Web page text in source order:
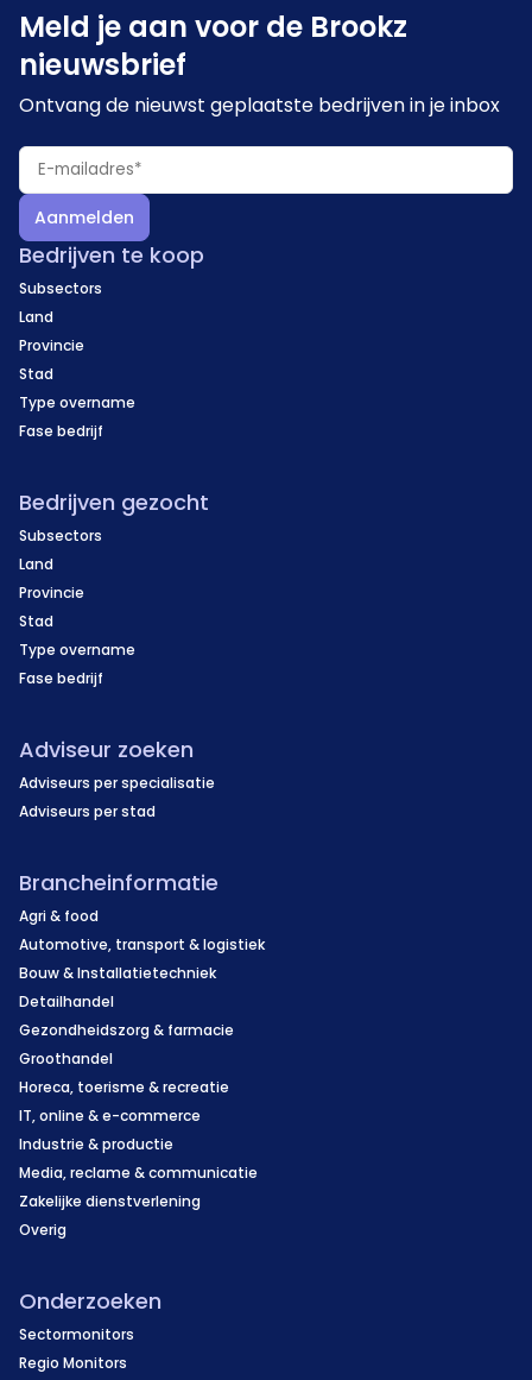
Meld je aan voor de Brookz
nieuwsbrief
Ontvang de nieuwst geplaatste bedrijven in je inbox
Aanmelden
Bedrijven te koop
Subsectors
Land
Provincie
Stad
Type overname
Fase bedrijf
Bedrijven gezocht
Subsectors
Land
Provincie
Stad
Type overname
Fase bedrijf
Adviseur zoeken
Adviseurs per specialisatie
Adviseurs per stad
Brancheinformatie
Agri & food
Automotive, transport & logistiek
Bouw & Installatietechniek
Detailhandel
Gezondheidszorg & farmacie
Groothandel
Horeca, toerisme & recreatie
IT, online & e-commerce
Industrie & productie
Media, reclame & communicatie
Zakelijke dienstverlening
Overig
Onderzoeken
Sectormonitors
Regio Monitors